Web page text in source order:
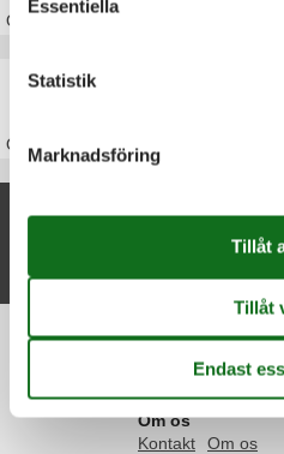
Om
OmDanmark
Nya artiklar om
Visa lista
Information
Om os
Kontakt
Om os
Essentiella
Statistik
Marknadsföring